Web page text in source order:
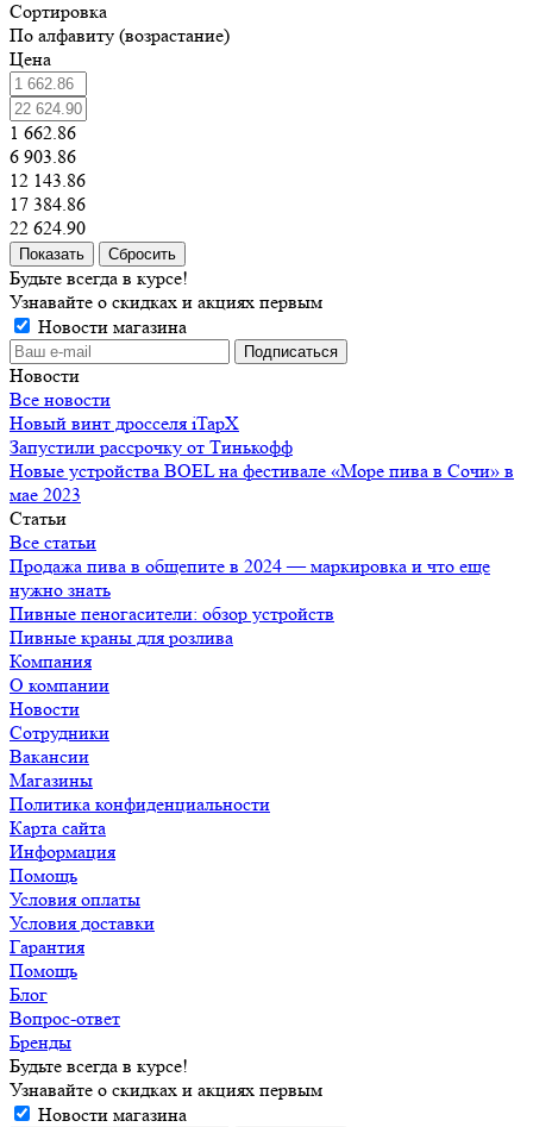
Сортировка
По алфавиту (возрастание)
Цена
1 662.86
6 903.86
12 143.86
17 384.86
22 624.90
Сбросить
Будьте всегда в курсе!
Узнавайте о скидках и акциях первым
Новости магазина
Новости
Все новости
Новый винт дросселя iTapX
Запустили рассрочку от Тинькофф
Новые устройства BOEL на фестивале «Море пива в Сочи» в
мае 2023
Статьи
Все статьи
Продажа пива в общепите в 2024 — маркировка и что еще
нужно знать
Пивные пеногасители: обзор устройств
Пивные краны для розлива
Компания
О компании
Новости
Сотрудники
Вакансии
Магазины
Политика конфиденциальности
Карта сайта
Информация
Помощь
Условия оплаты
Условия доставки
Гарантия
Помощь
Блог
Вопрос-ответ
Бренды
Будьте всегда в курсе!
Узнавайте о скидках и акциях первым
Новости магазина